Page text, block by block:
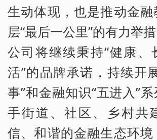
生动体现，也是推动金
层“最后一公里”的有力举
公司将继续秉持“健康、
活”的品牌承诺，持续开
事”和金融知识“五进入”
手街道、社区、乡村共
信、和谐的金融生态环